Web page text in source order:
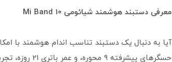
معرفی دستبند هوشمند شیائومی Mi Band 10
حسگرهای